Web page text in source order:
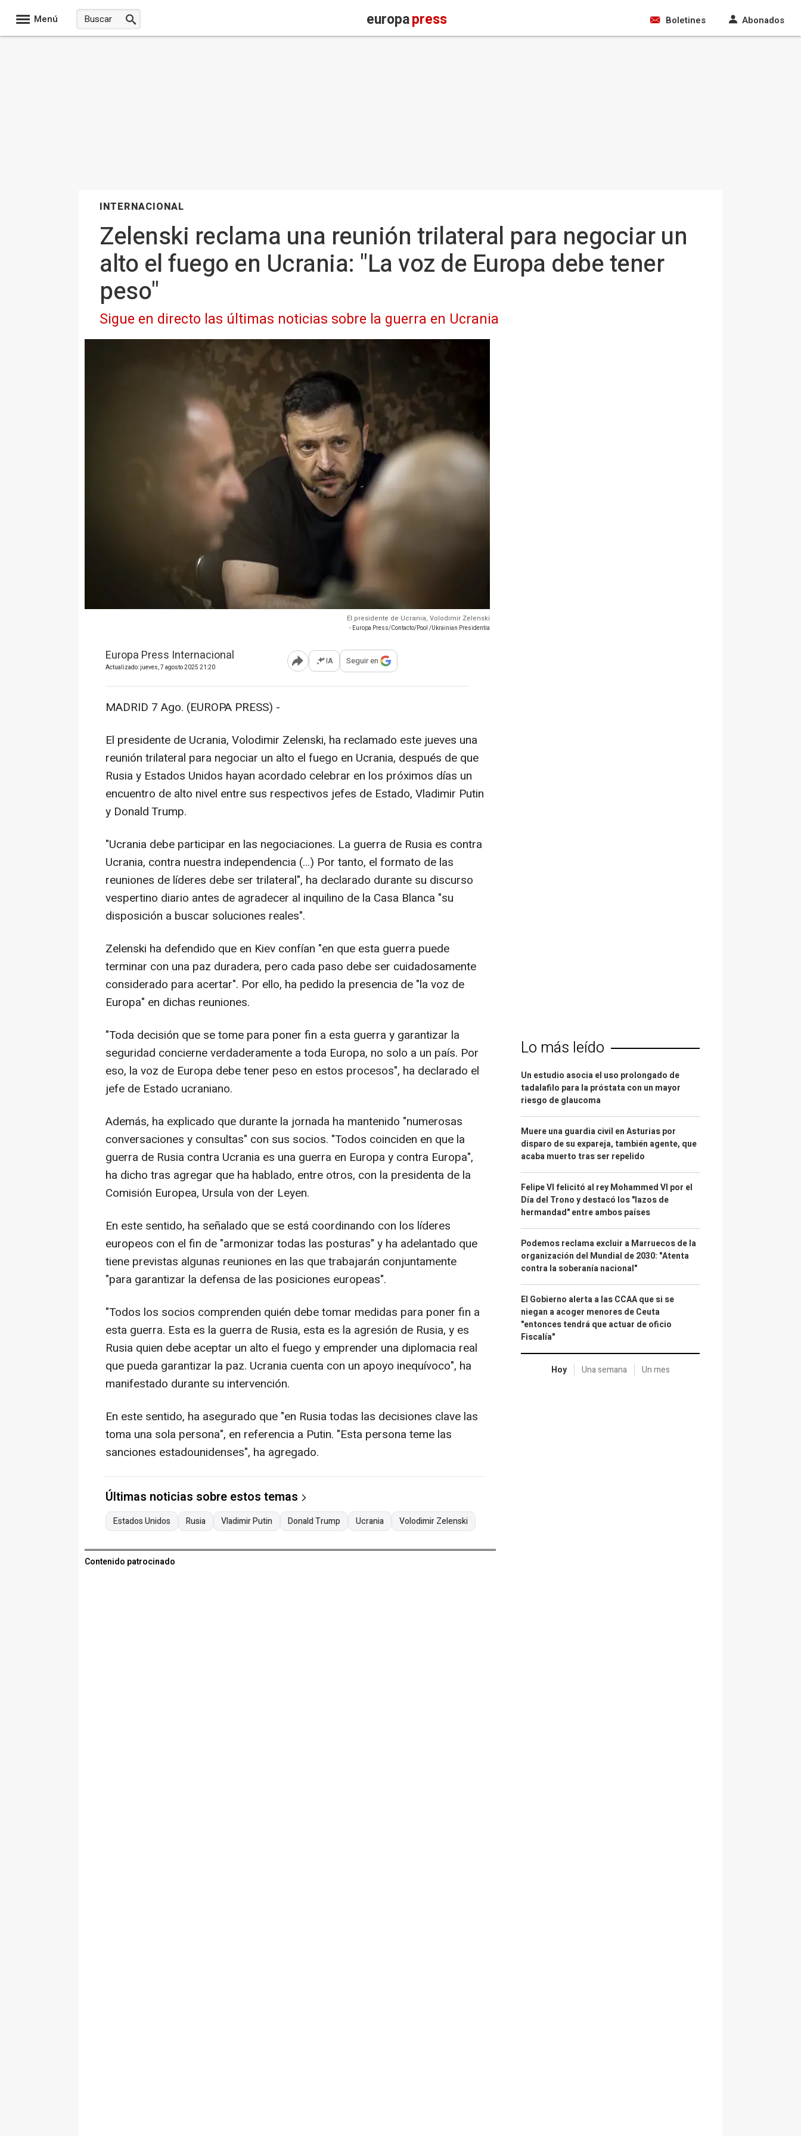
Menú europapress Boletines Abonados
INTERNACIONAL
Zelenski reclama una reunión trilateral para negociar un
alto el fuego en Ucrania: "La voz de Europa debe tener
peso"
Sigue en directo las últimas noticias sobre la guerra en Ucrania
El presidente de Ucrania, Volodimir Zelenski
- Europa Press/Contacto/Pool /Ukrainian Presidentia
Europa Press Internacional
Actualizado: jueves, 7 agosto 2025 21:20 Abrir opciones para compartir
IA Seguir en
MADRID 7 Ago. (EUROPA PRESS) -
El presidente de Ucrania, Volodimir Zelenski, ha reclamado este jueves una
reunión trilateral para negociar un alto el fuego en Ucrania, después de que
Rusia y Estados Unidos hayan acordado celebrar en los próximos días un
encuentro de alto nivel entre sus respectivos jefes de Estado, Vladimir Putin
y Donald Trump.
"Ucrania debe participar en las negociaciones. La guerra de Rusia es contra
Ucrania, contra nuestra independencia (...) Por tanto, el formato de las
reuniones de líderes debe ser trilateral", ha declarado durante su discurso
vespertino diario antes de agradecer al inquilino de la Casa Blanca "su
disposición a buscar soluciones reales".
Zelenski ha defendido que en Kiev confían "en que esta guerra puede
terminar con una paz duradera, pero cada paso debe ser cuidadosamente
considerado para acertar". Por ello, ha pedido la presencia de "la voz de
Europa" en dichas reuniones.
"Toda decisión que se tome para poner fin a esta guerra y garantizar la
seguridad concierne verdaderamente a toda Europa, no solo a un país. Por
eso, la voz de Europa debe tener peso en estos procesos", ha declarado el
jefe de Estado ucraniano.
Además, ha explicado que durante la jornada ha mantenido "numerosas
conversaciones y consultas" con sus socios. "Todos coinciden en que la
guerra de Rusia contra Ucrania es una guerra en Europa y contra Europa",
ha dicho tras agregar que ha hablado, entre otros, con la presidenta de la
Comisión Europea, Ursula von der Leyen.
En este sentido, ha señalado que se está coordinando con los líderes
europeos con el fin de "armonizar todas las posturas" y ha adelantado que
tiene previstas algunas reuniones en las que trabajarán conjuntamente
"para garantizar la defensa de las posiciones europeas".
"Todos los socios comprenden quién debe tomar medidas para poner fin a
esta guerra. Esta es la guerra de Rusia, esta es la agresión de Rusia, y es
Rusia quien debe aceptar un alto el fuego y emprender una diplomacia real
que pueda garantizar la paz. Ucrania cuenta con un apoyo inequívoco", ha
manifestado durante su intervención.
En este sentido, ha asegurado que "en Rusia todas las decisiones clave las
toma una sola persona", en referencia a Putin. "Esta persona teme las
sanciones estadounidenses", ha agregado.
Últimas noticias sobre estos temas
Estados Unidos Rusia Vladimir Putin Donald Trump Ucrania Volodimir Zelenski
Contenido patrocinado
Lo más leído
Un estudio asocia el uso prolongado de
tadalafilo para la próstata con un mayor
riesgo de glaucoma
Muere una guardia civil en Asturias por
disparo de su expareja, también agente, que
acaba muerto tras ser repelido
Felipe VI felicitó al rey Mohammed VI por el
Día del Trono y destacó los "lazos de
hermandad" entre ambos países
Podemos reclama excluir a Marruecos de la
organización del Mundial de 2030: "Atenta
contra la soberanía nacional"
El Gobierno alerta a las CCAA que si se
niegan a acoger menores de Ceuta
"entonces tendrá que actuar de oficio
Fiscalía"
Hoy Una semana Un mes